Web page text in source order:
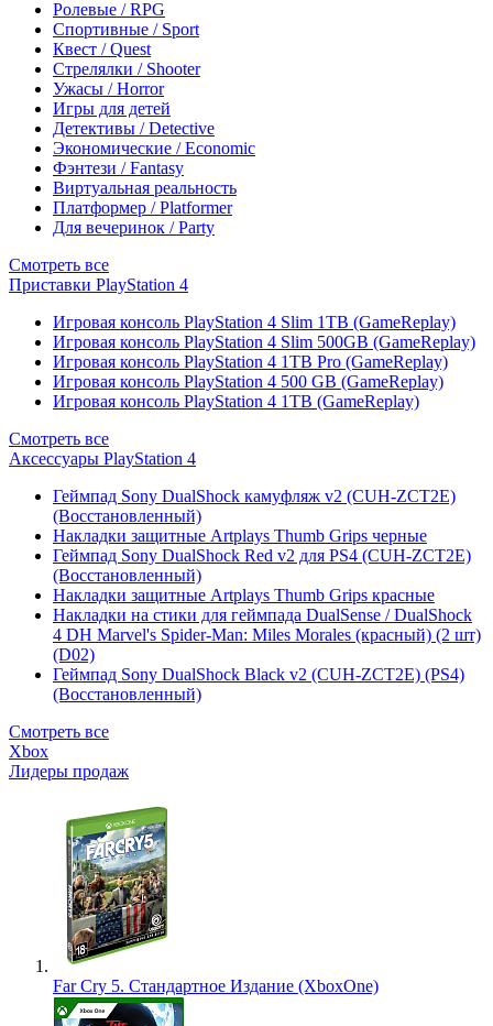
Ролевые / RPG
Спортивные / Sport
Квест / Quest
Стрелялки / Shooter
Ужасы / Horror
Игры для детей
Детективы / Detective
Экономические / Economic
Фэнтези / Fantasy
Виртуальная реальность
Платформер / Platformer
Для вечеринок / Party
Смотреть все
Приставки PlayStation 4
Игровая консоль PlayStation 4 Slim 1TB (GameReplay)
Игровая консоль PlayStation 4 Slim 500GB (GameReplay)
Игровая консоль PlayStation 4 1TB Pro (GameReplay)
Игровая консоль PlayStation 4 500 GB (GameReplay)
Игровая консоль PlayStation 4 1TB (GameReplay)
Смотреть все
Аксессуары PlayStation 4
Геймпад Sony DualShock камуфляж v2 (CUH-ZCT2E)
(Восстановленный)
Накладки защитные Artplays Thumb Grips черные
Геймпад Sony DualShock Red v2 для PS4 (CUH-ZCT2E)
(Восстановленный)
Накладки защитные Artplays Thumb Grips красные
Накладки на стики для геймпада DualSense / DualShock
4 DH Marvel's Spider-Man: Miles Morales (красный) (2 шт)
(D02)
Геймпад Sony DualShock Black v2 (CUH-ZCT2E) (PS4)
(Восстановленный)
Смотреть все
Xbox
Лидеры продаж
Far Cry 5. Стандартное Издание (XboxOne)